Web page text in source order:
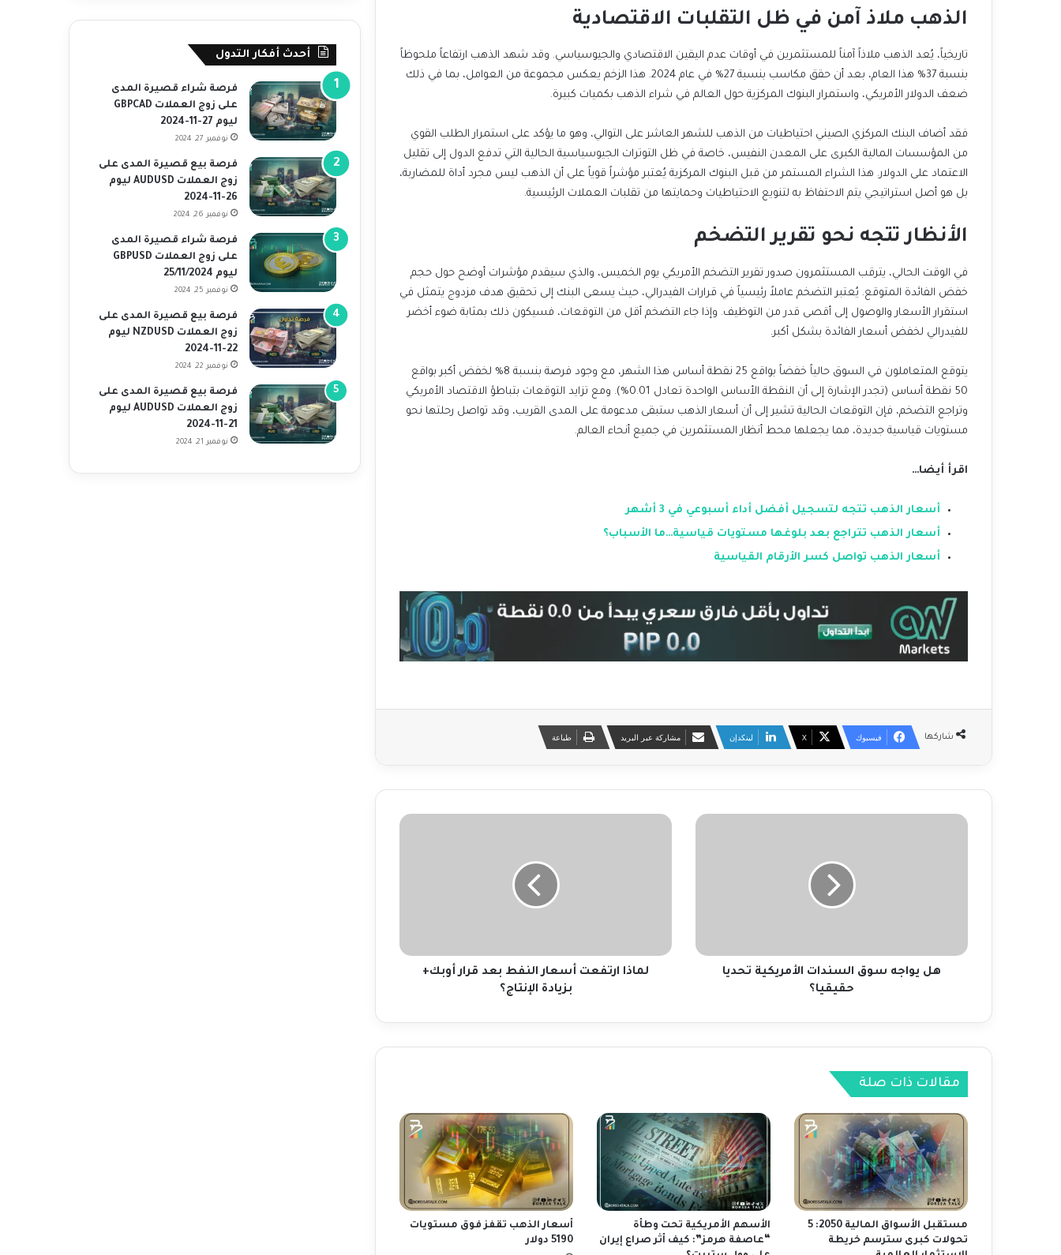
الذهب ملاذ آمن في ظل التقلبات الاقتصادية
ضعف الدولار الأمريكي، واستمرار البنوك المركزية حول العالم في شراء الذهب بكميات كبيرة.
بل هو أصل استراتيجي يتم الاحتفاظ به لتنويع الاحتياطيات وحمايتها من تقلبات العملات الرئيسية.
الأنظار تتجه نحو تقرير التضخم
للفيدرالي لخفض أسعار الفائدة بشكل أكبر.
مستويات قياسية جديدة، مما يجعلها محط أنظار المستثمرين في جميع أنحاء العالم.
اقرأ أيضا…
أسعار الذهب تتجه لتسجيل أفضل أداء أسبوعي في 3 أشهر
أسعار الذهب تتراجع بعد بلوغها مستويات قياسية…ما الأسباب؟
أسعار الذهب تواصل كسر الأرقام القياسية
شاركها فيسبوك ‫X لينكدإن مشاركة عبر البريد طباعة
ه
و
س
ا
ل
ك
ي
ة
هل يواجه سوق السندات الأمريكية تحديا
حقيقيا؟
ل
ف
س
ن
ف
ط
ب
ع
د
ق
ر
لماذا ارتفعت أسعار النفط بعد قرار أوبك+
بزيادة الإنتاج؟
مقالات ذات صلة
مستقبل الأسواق المالية 2050: 5
تحولات كبرى سترسم خريطة
الأسهم الأمريكية تحت وطأة
“عاصفة هرمز”: كيف أثر صراع إيران
أسعار الذهب تقفز فوق مستويات
5190 دولار
أحدث أفكار التدول
فرصة شراء قصيرة المدى
على زوج العملات GBPCAD
ليوم 27-11-2024
نوفمبر 27, 2024
فرصة بيع قصيرة المدى على
زوج العملات AUDUSD ليوم
26-11-2024
نوفمبر 26, 2024
فرصة شراء قصيرة المدى
على زوج العملات GBPUSD
ليوم 25/11/2024
نوفمبر 25, 2024
فرصة بيع قصيرة المدى على
زوج العملات NZDUSD ليوم
22-11-2024
نوفمبر 22, 2024
فرصة بيع قصيرة المدى على
زوج العملات AUDUSD ليوم
21-11-2024
نوفمبر 21, 2024